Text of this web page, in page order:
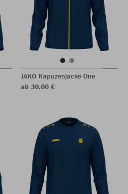
JAKO Kapuzenjacke One
ab 30,00 €